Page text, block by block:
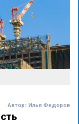
Автор: Илья Федоров